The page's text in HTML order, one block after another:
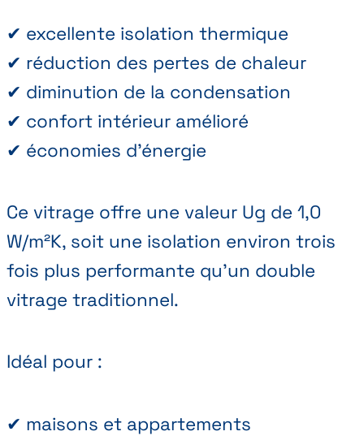
✔ excellente isolation thermique
✔ réduction des pertes de chaleur
✔ diminution de la condensation
✔ confort intérieur amélioré
✔ économies d’énergie
Ce vitrage offre une valeur Ug de 1,0
W/m²K, soit une isolation environ trois
fois plus performante qu’un double
vitrage traditionnel.
Idéal pour :
✔ maisons et appartements